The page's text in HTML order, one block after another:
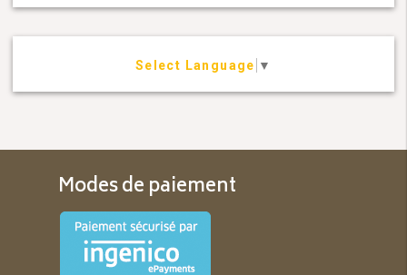
Select Language ▼
Modes de paiement